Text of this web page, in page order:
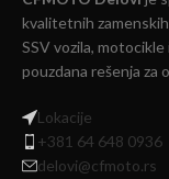
kvalitetnih
SSV vozila,
pouzdana rešenja za
Lokacije
+381 64 648 0936
delovi@cfmoto.rs